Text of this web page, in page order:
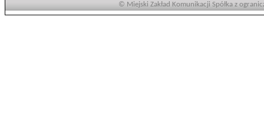
© Miejski Zakład Komunikacji Spółka z